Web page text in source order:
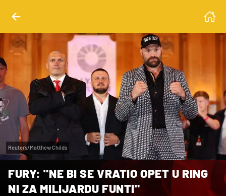
Reuters/Matthew Childs
FURY: "NE BI SE VRATIO OPET U RING
NI ZA MILIJARDU FUNTI"